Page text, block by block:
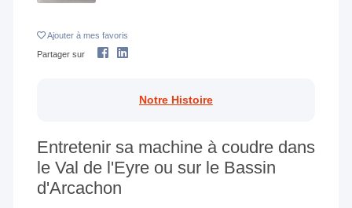
Ajouter à mes favoris
Partager sur
Notre Histoire
Entretenir sa machine à coudre dans
le Val de l'Eyre ou sur le Bassin
d'Arcachon